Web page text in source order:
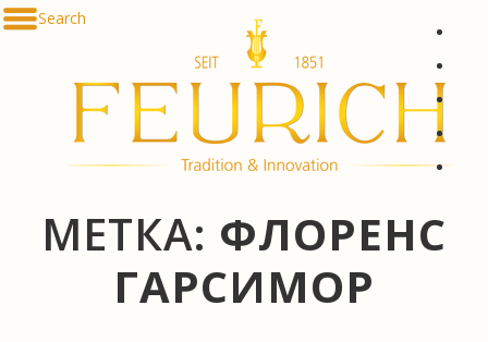
Skip to content
Search
МЕТКА: ФЛОРЕНС
ГАРСИМОР